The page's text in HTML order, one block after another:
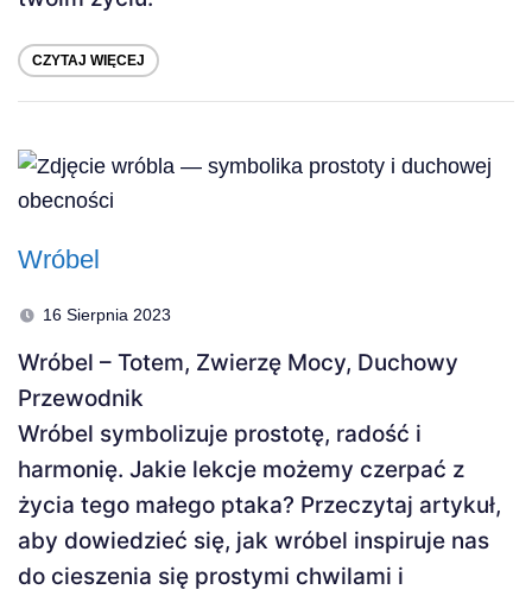
CZYTAJ WIĘCEJ
Wróbel
16 Sierpnia 2023
Wróbel – Totem, Zwierzę Mocy, Duchowy
Przewodnik
Wróbel symbolizuje prostotę, radość i
harmonię. Jakie lekcje możemy czerpać z
życia tego małego ptaka? Przeczytaj artykuł,
aby dowiedzieć się, jak wróbel inspiruje nas
do cieszenia się prostymi chwilami i